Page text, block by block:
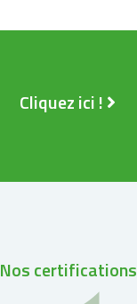
Cliquez ici !
Nos certifications